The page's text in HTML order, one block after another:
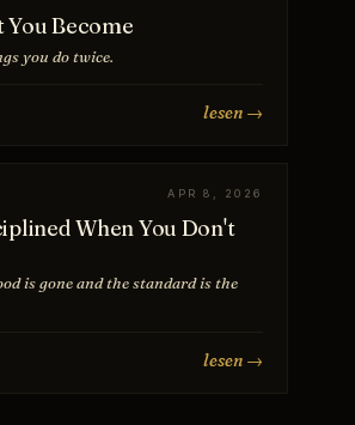
You Become
you do twice.
lesen →
APR 8, 2026
When You Don't
is gone and the standard is the
lesen →